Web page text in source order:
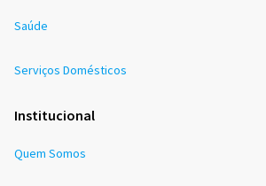
Saúde
Serviços Domésticos
Institucional
Quem Somos